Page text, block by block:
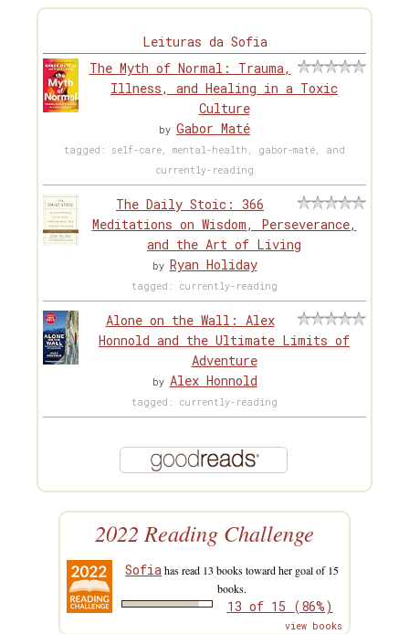
Leituras da Sofia
The Myth of Normal: Trauma,
Illness, and Healing in a Toxic
Culture
by Gabor Maté
tagged: self-care, mental-health, gabor-maté, and
currently-reading
The Daily Stoic: 366
Meditations on Wisdom, Perseverance,
and the Art of Living
by Ryan Holiday
tagged: currently-reading
Alone on the Wall: Alex
Honnold and the Ultimate Limits of
Adventure
by Alex Honnold
tagged: currently-reading
2022 Reading Challenge
Sofiahas read 13 books toward her goal of 15
books.
13 of 15 (86%)
view books